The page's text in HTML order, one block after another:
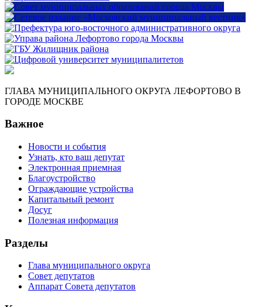
ГЛАВА МУНИЦИПАЛЬНОГО ОКРУГА ЛЕФОРТОВО В
ГОРОДЕ МОСКВЕ
Важное
Новости и события
Узнать, кто ваш депутат
Электронная приемная
Благоустройство
Ограждающие устройства
Капитальный ремонт
Досуг
Полезная информация
Разделы
Глава муниципального округа
Совет депутатов
Аппарат Совета депутатов